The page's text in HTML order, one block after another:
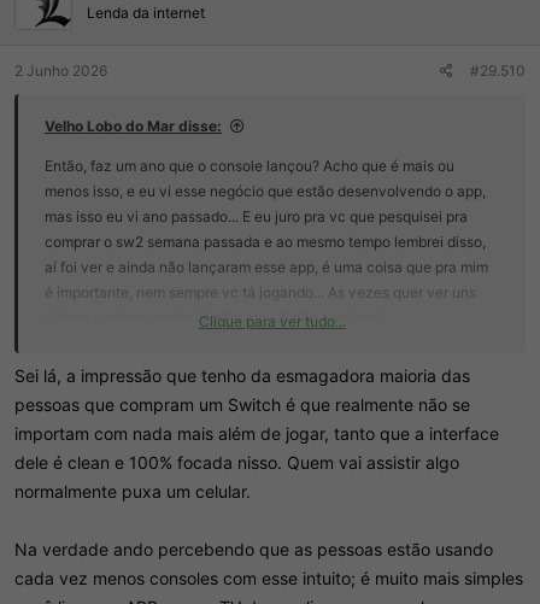
e
Lenda da internet
2 Junho 2026 #29.510
Velho Lobo do Mar disse:
Então, faz um ano que o console lançou? Acho que é mais ou
menos isso, e eu vi esse negócio que estão desenvolvendo o app,
mas isso eu vi ano passado... E eu juro pra vc que pesquisei pra
comprar o sw2 semana passada e ao mesmo tempo lembrei disso,
aí foi ver e ainda não lançaram esse app, é uma coisa que pra mim
é importante, nem sempre vc tá jogando... As vezes quer ver uns
vídeos e coisas assim, Netflix etc... E não tem isso!
Penso que a Nintendo está com medo de dar brechas pra
Clique para ver tudo...
Sei lá, a impressão que tenho da esmagadora maioria das
pessoas que compram um Switch é que realmente não se
importam com nada mais além de jogar, tanto que a interface
dele é clean e 100% focada nisso. Quem vai assistir algo
normalmente puxa um celular.
Na verdade ando percebendo que as pessoas estão usando
cada vez menos consoles com esse intuito; é muito mais simples